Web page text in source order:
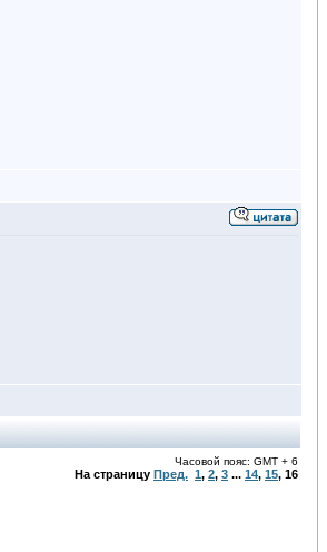
Часовой пояс: GMT + 6
На страницу Пред. 1, 2, 3 ... 14, 15, 16